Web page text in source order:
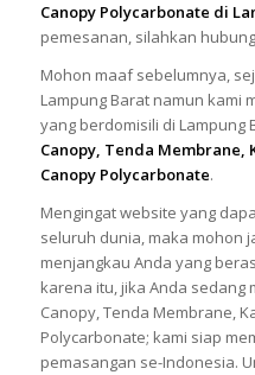
Canopy Polycarbonate di
pemesanan, silahkan
Mohon maaf sebelumnya,
Lampung Barat namun kami
yang berdomisili di Lampung
Canopy, Tenda Membrane,
Canopy Polycarbonate.
Mengingat website yang
seluruh dunia, maka mohon
menjangkau Anda yang
karena itu, jika Anda sedang
Canopy, Tenda Membrane,
Polycarbonate; kami siap
pemasangan se-Indonesia.